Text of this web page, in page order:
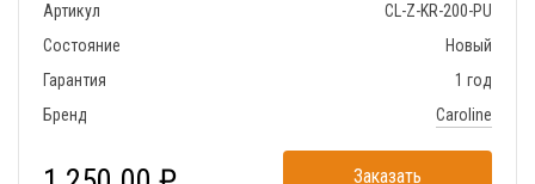
Артикул
CL-Z-KR-200-PU
Состояние
Новый
Гарантия
1 год
Бренд
Caroline
Заказать